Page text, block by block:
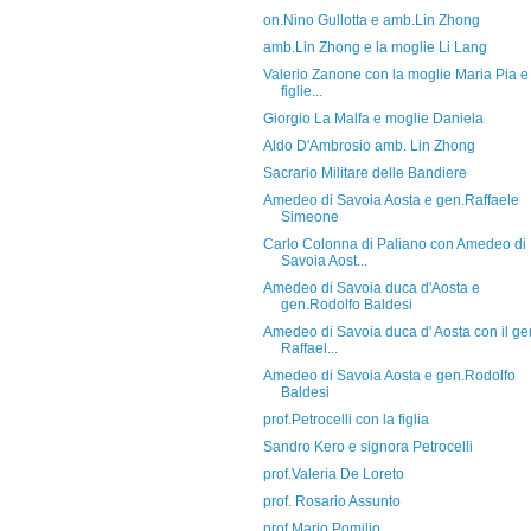
on.Nino Gullotta e amb.Lin Zhong
amb.Lin Zhong e la moglie Li Lang
Valerio Zanone con la moglie Maria Pia e
figlie...
Giorgio La Malfa e moglie Daniela
Aldo D'Ambrosio amb. Lin Zhong
Sacrario Militare delle Bandiere
Amedeo di Savoia Aosta e gen.Raffaele
Simeone
Carlo Colonna di Paliano con Amedeo di
Savoia Aost...
Amedeo di Savoia duca d'Aosta e
gen.Rodolfo Baldesi
Amedeo di Savoia duca d' Aosta con il
Raffael...
Amedeo di Savoia Aosta e gen.Rodolfo
Baldesi
prof.Petrocelli con la figlia
Sandro Kero e signora Petrocelli
prof.Valeria De Loreto
prof. Rosario Assunto